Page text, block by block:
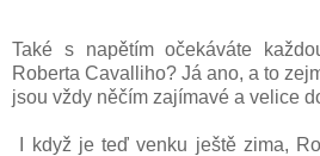
Také s napětím očekáváte
Roberta Cavalliho? Já ano, a to
jsou vždy něčím zajímavé a velice
I když je teď venku ještě zima,